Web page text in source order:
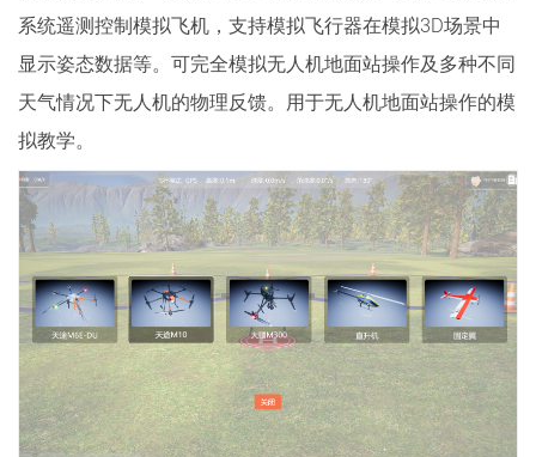
系统遥测控制模拟飞机，支持模拟飞行器在模拟3D场景中
显示姿态数据等。可完全模拟无人机地面站操作及多种不同
天气情况下无人机的物理反馈。用于无人机地面站操作的模
拟教学。